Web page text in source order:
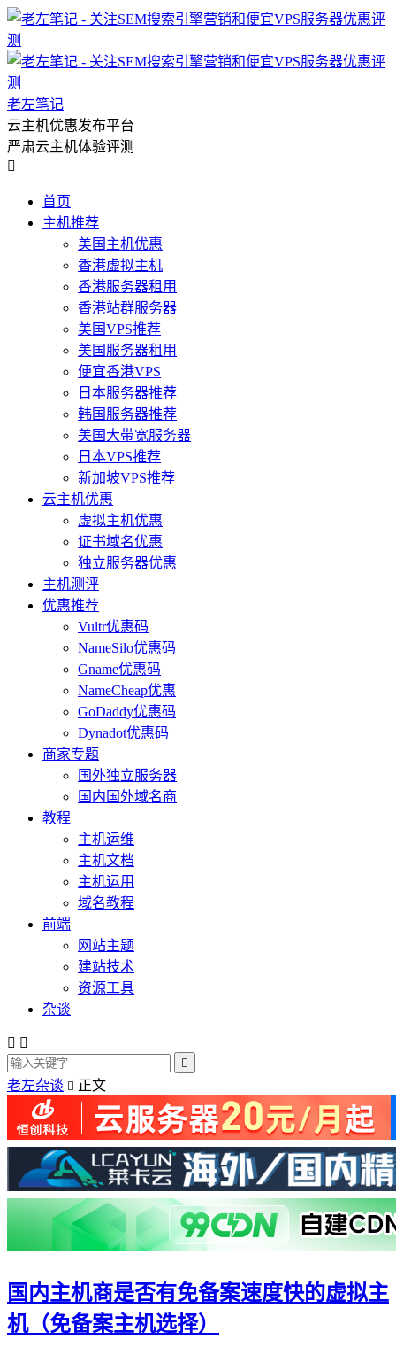
老左笔记
云主机优惠发布平台
严肃云主机体验评测

首页
主机推荐
美国主机优惠
香港虚拟主机
香港服务器租用
香港站群服务器
美国VPS推荐
美国服务器租用
便宜香港VPS
日本服务器推荐
韩国服务器推荐
美国大带宽服务器
日本VPS推荐
新加坡VPS推荐
云主机优惠
虚拟主机优惠
证书域名优惠
独立服务器优惠
主机测评
优惠推荐
Vultr优惠码
NameSilo优惠码
Gname优惠码
NameCheap优惠
GoDaddy优惠码
Dynadot优惠码
商家专题
国外独立服务器
国内国外域名商
教程
主机运维
主机文档
主机运用
域名教程
前端
网站主题
建站技术
资源工具
杂谈
 

老左杂谈  正文
国内主机商是否有免备案速度快的虚拟主
机（免备案主机选择）